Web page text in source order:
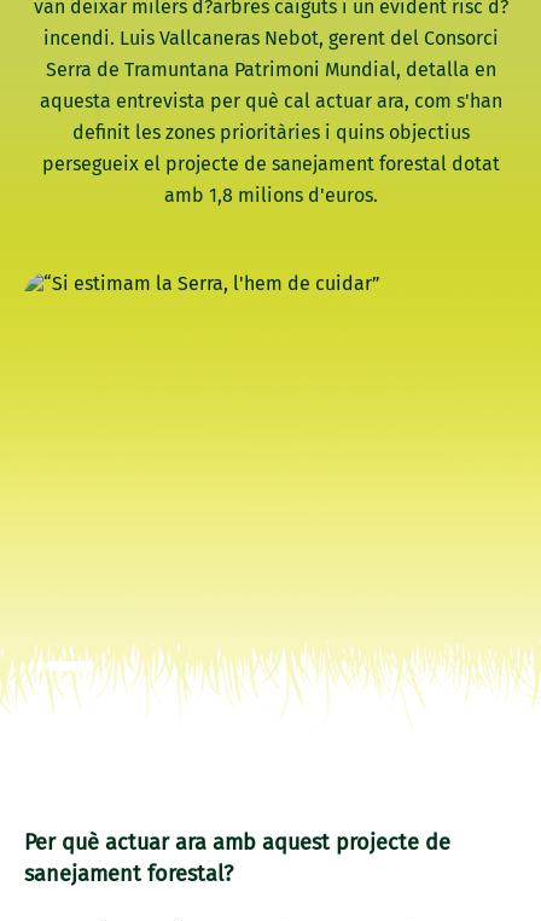
van deixar milers d?arbres caiguts i un evident risc d?
incendi. Luis Vallcaneras Nebot, gerent del Consorci
Serra de Tramuntana Patrimoni Mundial, detalla en
aquesta entrevista per què cal actuar ara, com s'han
definit les zones prioritàries i quins objectius
persegueix el projecte de sanejament forestal dotat
amb 1,8 milions d'euros.
Per què actuar ara amb aquest projecte de
sanejament forestal?